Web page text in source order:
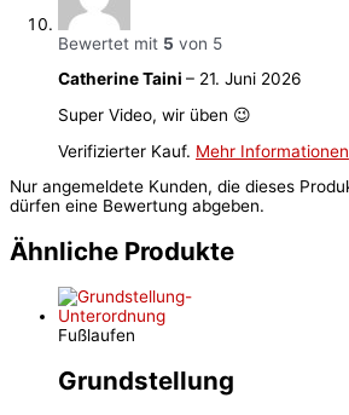
Bewertet mit 5 von 5
Catherine Taini – 21. Juni 2026
Super Video, wir üben 😉
Verifizierter Kauf. Mehr Informationen
Nur angemeldete Kunden, die dieses
dürfen eine Bewertung abgeben.
Ähnliche Produkte
Fußlaufen
Grundstellung